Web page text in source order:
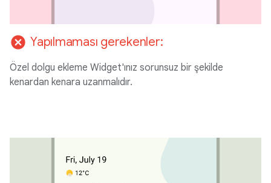
cancel Yapılmaması gerekenler:
Özel dolgu ekleme Widget'ınız sorunsuz bir şekilde
kenardan kenara uzanmalıdır.